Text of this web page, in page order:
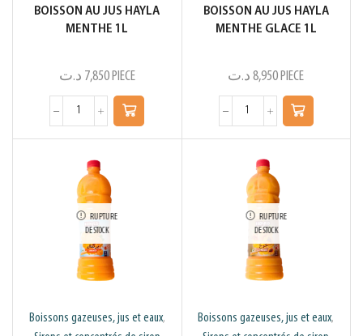
BOISSON AU JUS HAYLA
MENTHE 1L
7,850 د.ت PIECE
BOISSON AU JUS HAYLA
MENTHE GLACE 1L
8,950 د.ت PIECE
RUPTURE
DE STOCK
Boissons gazeuses, jus et eaux,
RUPTURE
DE STOCK
Boissons gazeuses, jus et eaux,